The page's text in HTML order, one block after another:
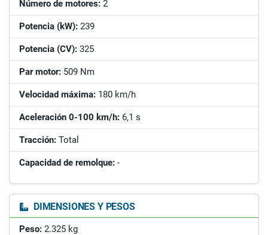
Número de motores: 2
Potencia (kW): 239
Potencia (CV): 325
Par motor: 509 Nm
Velocidad máxima: 180 km/h
Aceleración 0-100 km/h: 6,1 s
Tracción: Total
Capacidad de remolque: -
DIMENSIONES Y PESOS
Peso: 2.325 kg